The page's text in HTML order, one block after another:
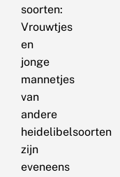
soorten:
Vrouwtjes
en
jonge
mannetjes
van
andere
heidelibelsoorten
zijn
eveneens